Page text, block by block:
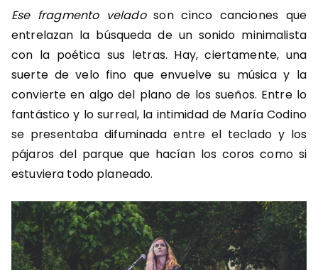
Ese fragmento veladoson cinco canciones que
entrelazan la búsqueda de un sonido minimalista
con la poética sus letras. Hay, ciertamente, una
suerte de velo fino que envuelve su música y la
convierte en algo del plano de los sueños. Entre lo
fantástico y lo surreal, la intimidad de María Codino
se presentaba difuminada entre el teclado y los
pájaros del parque que hacían los coros como si
estuviera todo planeado.